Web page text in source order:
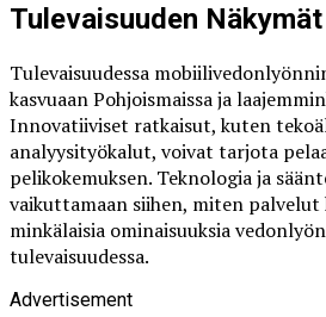
Tulevaisuuden Näkymät
Tulevaisuudessa
kasvuaan Pohjoismaissa ja
Innovatiiviset ratkaisut, kuten
analyysityökalut, voivat tarjota
pelikokemuksen. Teknologia ja
vaikuttamaan siihen, miten
minkälaisia ominaisuuksia
tulevaisuudessa.
Advertisement